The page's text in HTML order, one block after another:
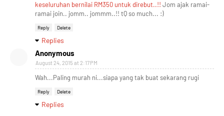
keseluruhan bernilai RM350 untuk direbut..!! Jom ajak ramai-
ramai join.. jomm.. jommm..!! tQ so much... :)
Reply Delete
Replies
Anonymous
August 24, 2015 at 2:17 PM
Wah...Paling murah ni...siapa yang tak buat sekarang rugi
Reply Delete
Replies